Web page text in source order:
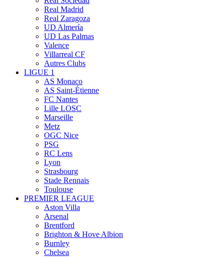
Real Madrid
Real Zaragoza
UD Almería
UD Las Palmas
Valence
Villarreal CF
Autres Clubs
LIGUE 1
AS Monaco
AS Saint-Étienne
FC Nantes
Lille LOSC
Marseille
Metz
OGC Nice
PSG
RC Lens
Lyon
Strasbourg
Stade Rennais
Toulouse
PREMIER LEAGUE
Aston Villa
Arsenal
Brentford
Brighton & Hove Albion
Burnley
Chelsea